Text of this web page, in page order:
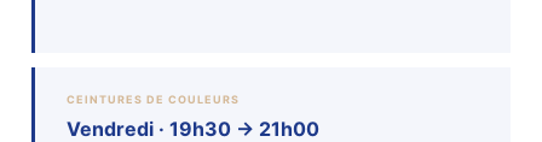
CEINTURES DE COULEURS
Vendredi · 19h30 → 21h00